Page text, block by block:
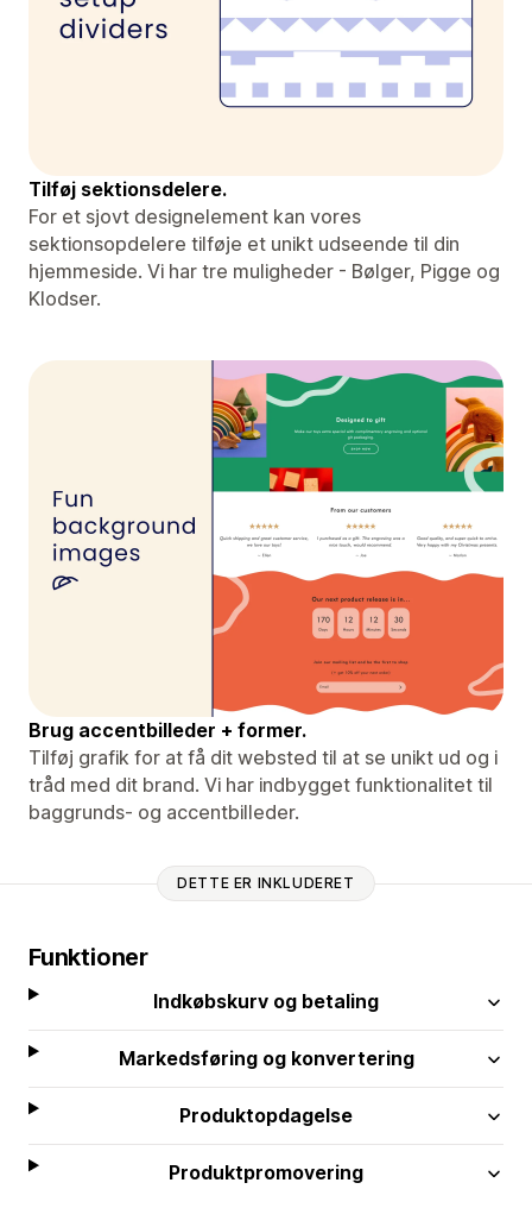
Tilføj sektionsdelere.
For et sjovt designelement kan vores
sektionsopdelere tilføje et unikt udseende til din
hjemmeside. Vi har tre muligheder - Bølger, Pigge og
Klodser.
Brug accentbilleder + former.
Tilføj grafik for at få dit websted til at se unikt ud og i
tråd med dit brand. Vi har indbygget funktionalitet til
baggrunds- og accentbilleder.
DETTE ER INKLUDERET
Funktioner
Indkøbskurv og betaling
Markedsføring og konvertering
Produktopdagelse
Produktpromovering